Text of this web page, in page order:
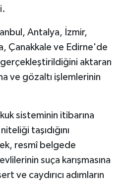
Antalya, İzmir,
Çanakkale ve Edirne'de
aktaran
ve gözaltı işlemlerinin
sisteminin itibarına
taşıdığını
resmî belgede
suça karışmasına
ve caydırıcı adımların